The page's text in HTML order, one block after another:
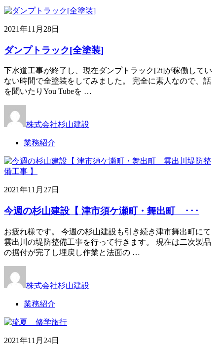
2021年11月28日
ダンプトラック[全塗装]
下水道工事が終了し、現在ダンプトラック[2t]が稼働してい
ない時間で全塗装をしてみました。 完全に素人なので、話
を聞いたりYou Tubeを …
株式会社杉山建設
業務紹介
2021年11月27日
今週の杉山建設【 津市須ケ瀬町・舞出町 ･･･
お疲れ様です。 今週の杉山建設も引き続き津市舞出町にて
雲出川の堤防整備工事を行って行きます。 現在は二次製品
の据付が完了し埋戻し作業と法面の …
株式会社杉山建設
業務紹介
2021年11月24日